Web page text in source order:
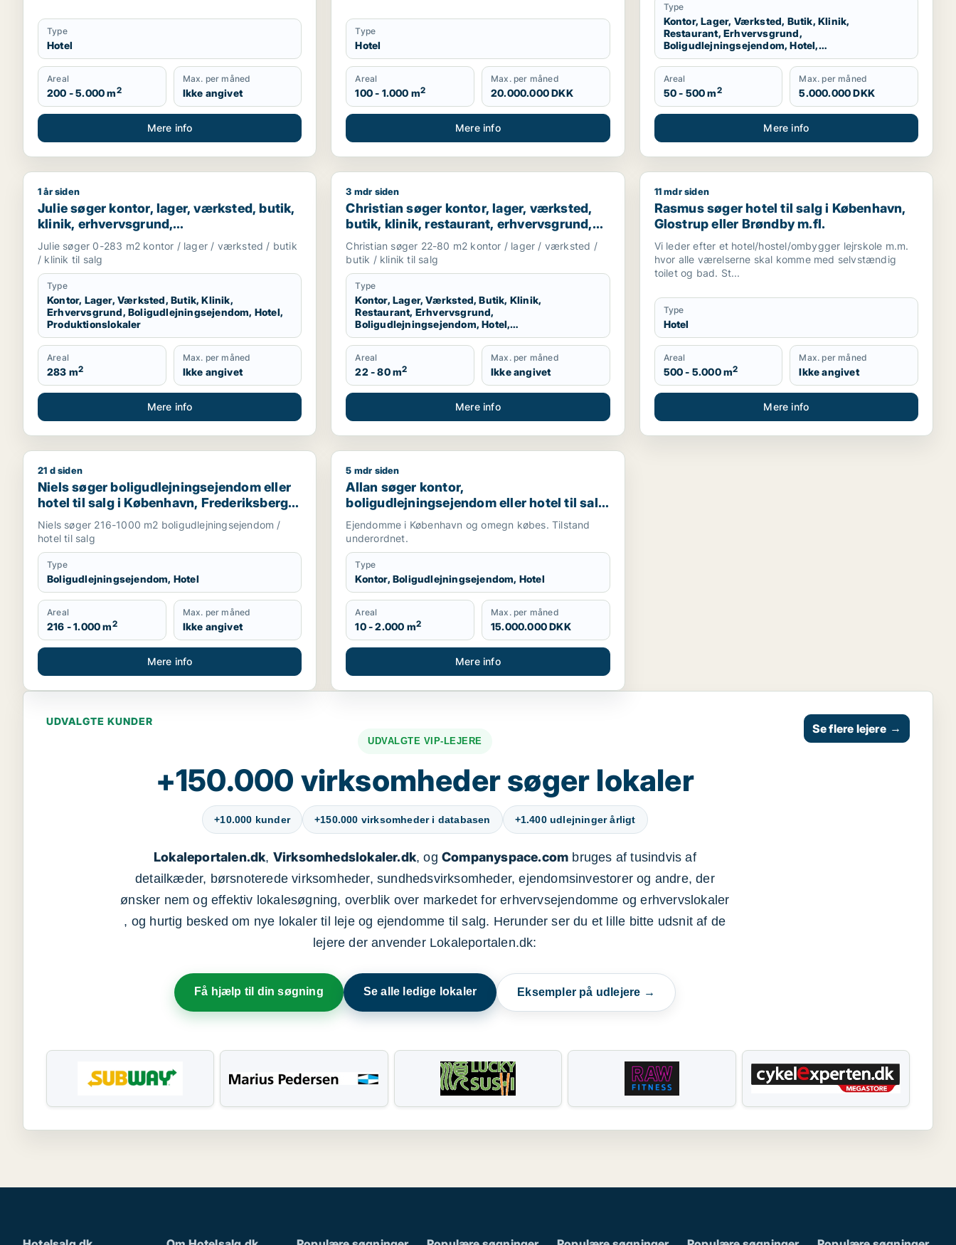
Type
Hotel
Areal
200 - 5.000 m2
Max. per måned
Ikke angivet
Mere info
Type
Hotel
Areal
100 - 1.000 m2
Max. per måned
20.000.000 DKK
Mere info
Type
Kontor, Lager, Værksted, Butik, Klinik,
Restaurant, Erhvervsgrund,
Boligudlejningsejendom, Hotel,
Produktionslokaler
Areal
50 - 500 m2
Max. per måned
5.000.000 DKK
Mere info
Julie søger kontor, lager, værksted, butik, klinik, erhvervsgrund, boligudlejningsejendom, hotel eller produktionslokaler til salg i København K, Vesterbro eller
1 år siden
Julie søger kontor, lager, værksted, butik,
klinik, erhvervsgrund,
boligudlejningsejendom, hotel eller
produktionslokaler til salg i København K,
Vesterbro eller Frederiksberg m.fl.
Julie søger 0-283 m2 kontor / lager / værksted / butik
/ klinik til salg
Type
Kontor, Lager, Værksted, Butik, Klinik,
Erhvervsgrund, Boligudlejningsejendom, Hotel,
Produktionslokaler
Areal
283 m2
Max. per måned
Ikke angivet
Mere info
Christian søger kontor, lager, værksted, butik, klinik, restaurant, erhvervsgrund, boligudlejningsejendom,
3 mdr siden
Christian søger kontor, lager, værksted,
butik, klinik, restaurant, erhvervsgrund,
boligudlejningsejendom, hotel,
produktionslokaler eller garage til salg i
København K, Vesterbro eller
Frederiksberg m.fl.
Christian søger 22-80 m2 kontor / lager / værksted /
butik / klinik til salg
Type
Kontor, Lager, Værksted, Butik, Klinik,
Restaurant, Erhvervsgrund,
Boligudlejningsejendom, Hotel,
Produktionslokaler, Garage
Areal
22 - 80 m2
Max. per måned
Ikke angivet
Mere info
Rasmus søger hotel til salg i København, Glostrup
11 mdr siden
Rasmus søger hotel til salg i København,
Glostrup eller Brøndby m.fl.
Vi leder efter et hotel/hostel/ombygger lejrskole m.m.
hvor alle værelserne skal komme med selvstændig
toilet og bad. St...
Type
Hotel
Areal
500 - 5.000 m2
Max. per måned
Ikke angivet
Mere info
Niels søger boligudlejningsejendom eller hotel til salg i København, Frederiksberg eller Ørestad m.fl.
21 d siden
Niels søger boligudlejningsejendom eller
hotel til salg i København, Frederiksberg
eller Ørestad m.fl.
Niels søger 216-1000 m2 boligudlejningsejendom /
hotel til salg
Type
Boligudlejningsejendom, Hotel
Areal
216 - 1.000 m2
Max. per måned
Ikke angivet
Mere info
Allan søger kontor, boligudlejningsejendom eller hotel til salg i København K, Vesterbro eller Frederiksberg
5 mdr siden
Allan søger kontor,
boligudlejningsejendom eller hotel til salg
i København K, Vesterbro eller
Frederiksberg m.fl.
Ejendomme i København og omegn købes. Tilstand
underordnet.
Type
Kontor, Boligudlejningsejendom, Hotel
Areal
10 - 2.000 m2
Max. per måned
15.000.000 DKK
Mere info
UDVALGTE KUNDER
UDVALGTE VIP-LEJERE
+150.000 virksomheder søger lokaler
+10.000 kunder +150.000 virksomheder i databasen +1.400 udlejninger årligt
Lokaleportalen.dk, Virksomhedslokaler.dk, og Companyspace.com bruges af tusindvis af
detailkæder, børsnoterede virksomheder, sundhedsvirksomheder, ejendomsinvestorer og andre, der
ønsker nem og effektiv lokalesøgning, overblik over markedet for erhvervsejendomme og erhvervslokaler
, og hurtig besked om nye lokaler til leje og ejendomme til salg. Herunder ser du et lille bitte udsnit af de
lejere der anvender Lokaleportalen.dk:
Få hjælp til din søgning Se alle ledige lokaler Eksempler på udlejere →
Se flere lejere →